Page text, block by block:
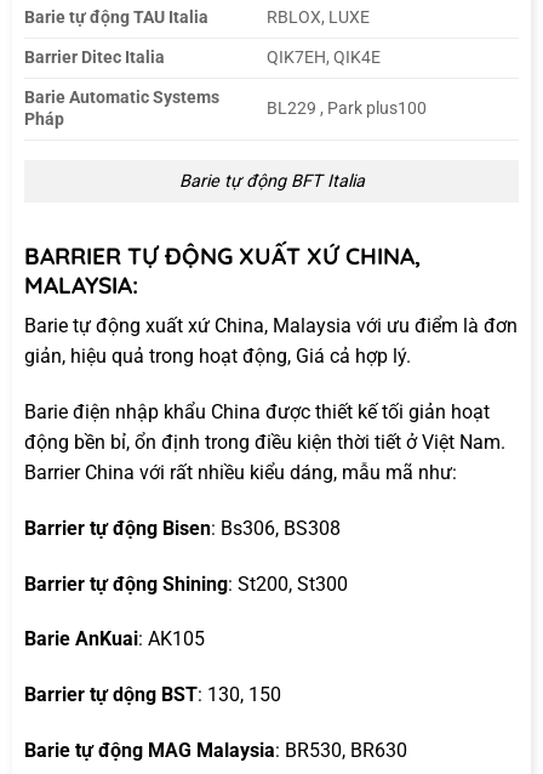
Barie tự động TAU Italia
RBLOX, LUXE
Barrier Ditec Italia
QIK7EH, QIK4E
Barie Automatic Systems
Pháp
BL229 , Park plus100
Barie tự động BFT Italia
BARRIER TỰ ĐỘNG XUẤT XỨ CHINA,
MALAYSIA:
Barie tự động xuất xứ China, Malaysia với ưu điểm là đơn
giản, hiệu quả trong hoạt động, Giá cả hợp lý.
Barie điện nhập khẩu China được thiết kế tối giản hoạt
động bền bỉ, ổn định trong điều kiện thời tiết ở Việt Nam.
Barrier China với rất nhiều kiểu dáng, mẫu mã như:
Barrier tự động Bisen: Bs306, BS308
Barrier tự động Shining: St200, St300
Barie AnKuai: AK105
Barrier tự dộng BST: 130, 150
Barie tự động MAG Malaysia: BR530, BR630